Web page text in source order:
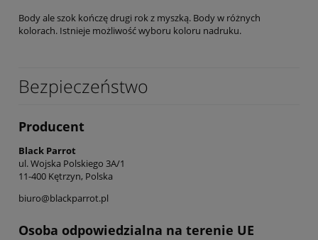
Body ale szok kończę drugi rok z myszką. Body w różnych
kolorach. Istnieje możliwość wyboru koloru nadruku.
Bezpieczeństwo
Producent
Black Parrot
ul. Wojska Polskiego 3A/1
11-400 Kętrzyn, Polska
biuro@blackparrot.pl
Osoba odpowiedzialna na terenie UE